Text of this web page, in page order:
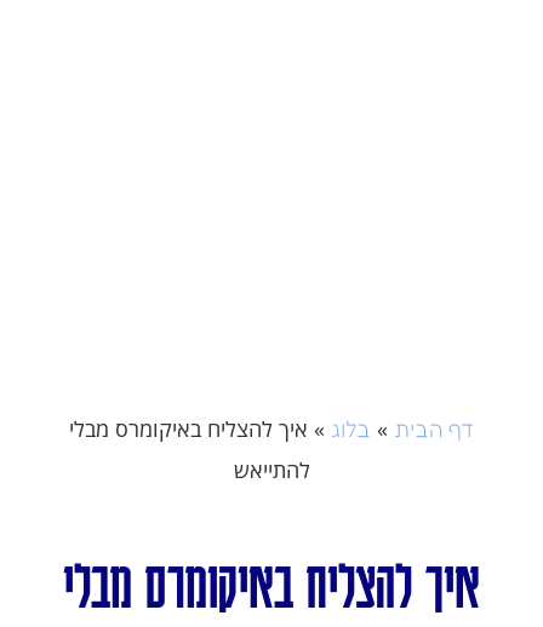
דף הבית » בלוג » איך להצליח באיקומרס מבלי
להתייאש
איך להצליח באיקומרס מבלי